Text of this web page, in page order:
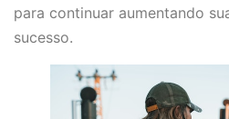
para continuar aumentando
sucesso.